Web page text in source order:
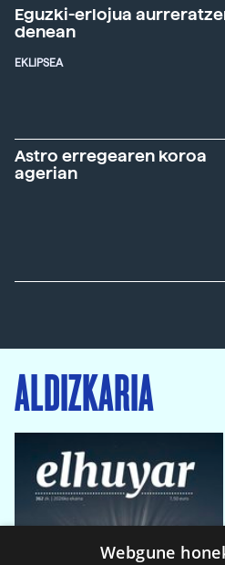
Eguzki-erlojua
denean
EKLIPSEA
Astro erregearen koroa
agerian
ALDIZKARIA
Webgune